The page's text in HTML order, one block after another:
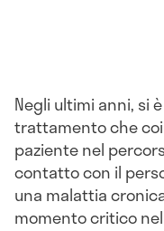
Negli ultimi anni, si
trattamento che
paziente nel
contatto con il
una malattia
momento critico